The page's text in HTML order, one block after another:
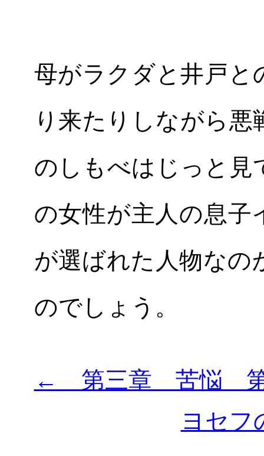
母がラクダと井戸と
り来たりしながら
のしもべはじっと見
の女性が主人の息子
が選ばれた人物なの
のでしょう。
← 第三章 苦悩
ヨセフ